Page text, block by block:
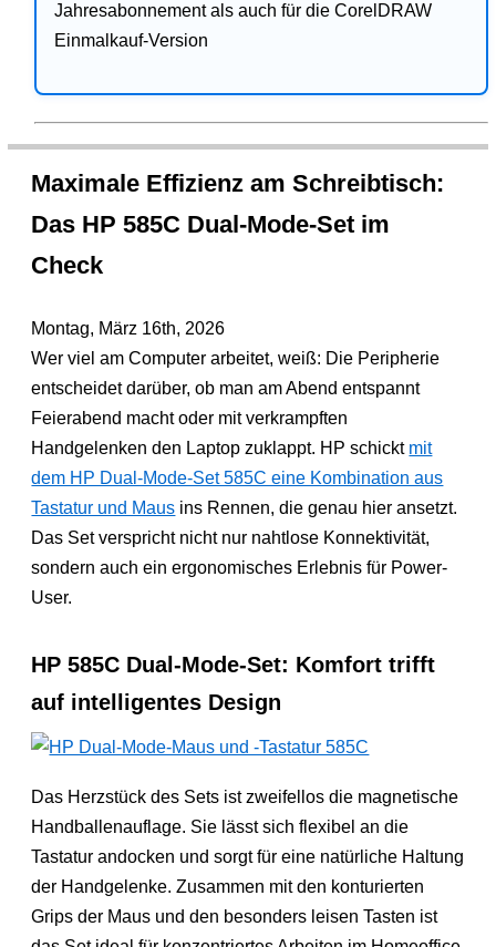
Jahresabonnement als auch für die CorelDRAW
Einmalkauf-Version
Maximale Effizienz am Schreibtisch:
Das HP 585C Dual-Mode-Set im
Check
Montag, März 16th, 2026
Wer viel am Computer arbeitet, weiß: Die Peripherie
entscheidet darüber, ob man am Abend entspannt
Feierabend macht oder mit verkrampften
Handgelenken den Laptop zuklappt. HP schickt mit
dem HP Dual-Mode-Set 585C eine Kombination aus
Tastatur und Maus ins Rennen, die genau hier ansetzt.
Das Set verspricht nicht nur nahtlose Konnektivität,
sondern auch ein ergonomisches Erlebnis für Power-
User.
HP 585C Dual-Mode-Set: Komfort trifft
auf intelligentes Design
Das Herzstück des Sets ist zweifellos die magnetische
Handballenauflage. Sie lässt sich flexibel an die
Tastatur andocken und sorgt für eine natürliche Haltung
der Handgelenke. Zusammen mit den konturierten
Grips der Maus und den besonders leisen Tasten ist